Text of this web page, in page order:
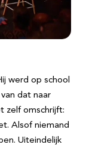
werd op school
dat naar
zelf omschrijft:
Alsof niemand
Uiteindelijk